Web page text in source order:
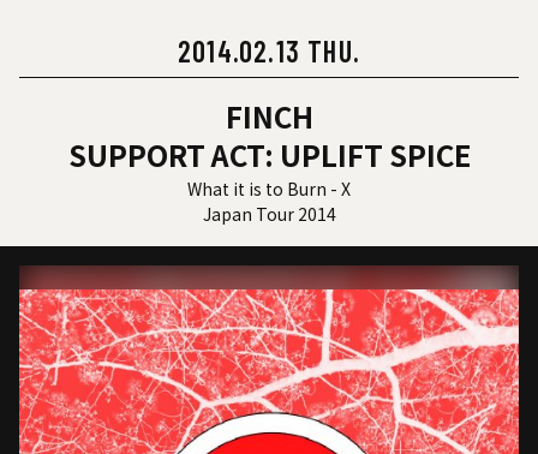
2014.02.13 THU.
FINCH
SUPPORT ACT: UPLIFT SPICE
What it is to Burn - X
Japan Tour 2014